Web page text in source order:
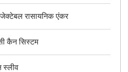
रासायनिक एंकर
कैन सिस्टम
स्लीव